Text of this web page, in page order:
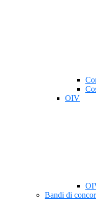
OIV
Bandi di